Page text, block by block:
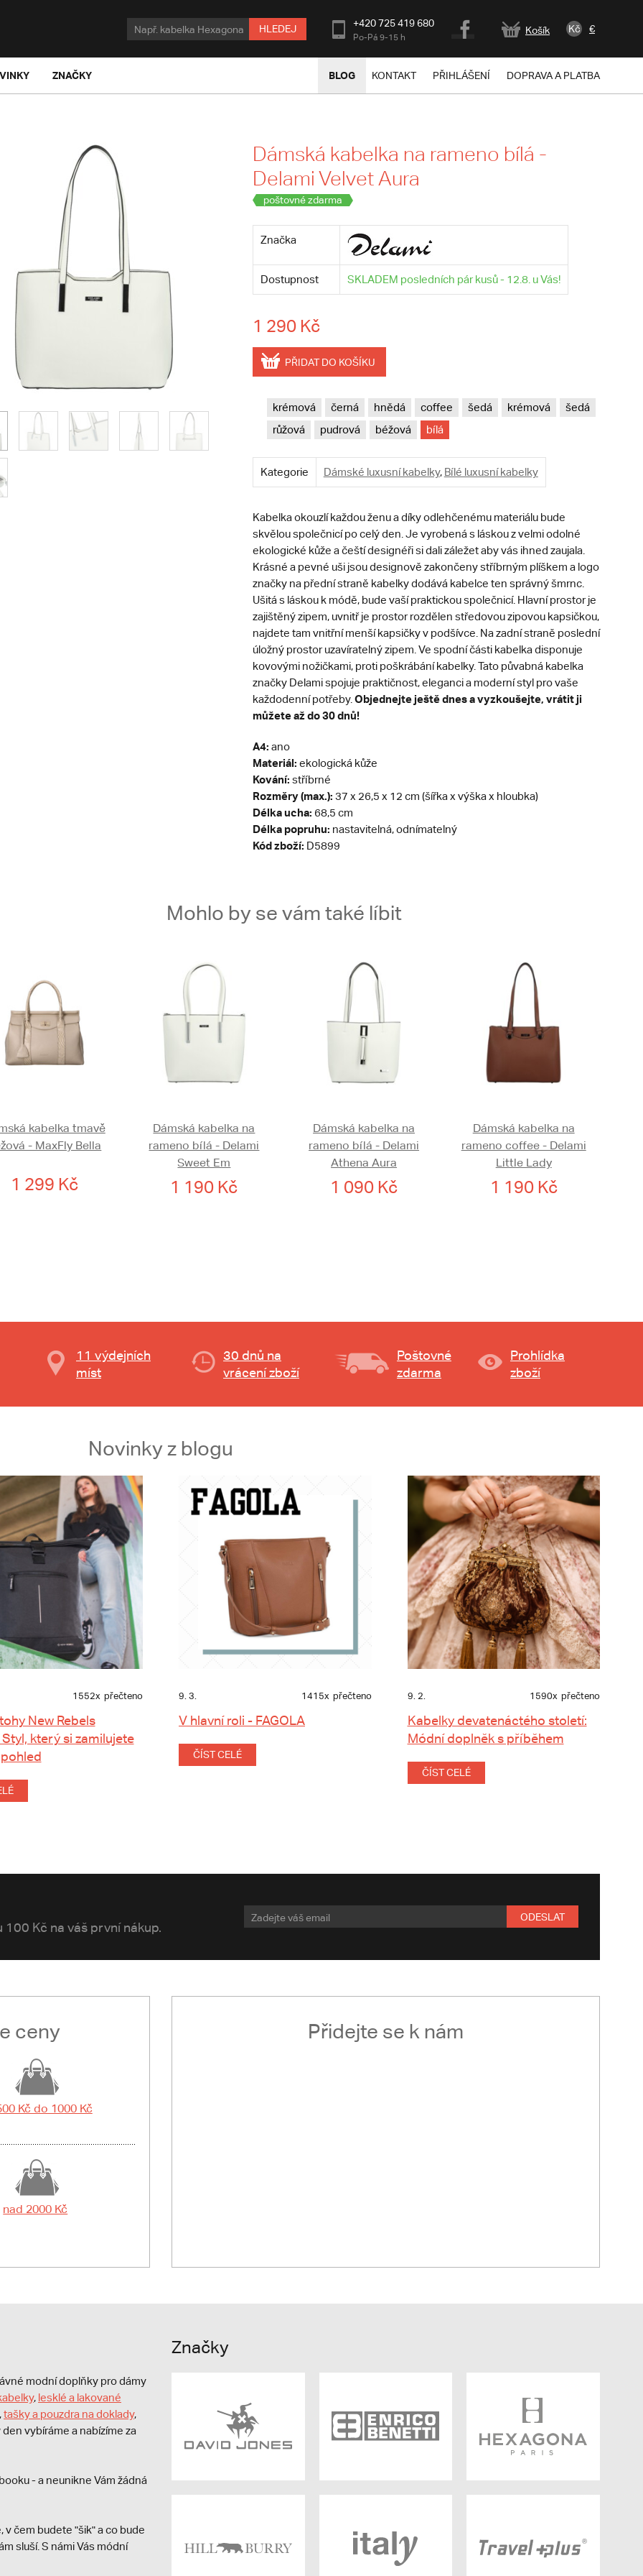
HLEDEJ +420 725 419 680
Po-Pá 9-15 h
Košík Kč €
ZNAČKY BLOG KONTAKT PŘIHLÁŠENÍ DOPRAVA A PLATBA
Dámská kabelka na rameno bílá -
Delami Velvet Aura
poštovné zdarma
Značka
Dostupnost SKLADEM posledních pár kusů - 12.8. u Vás!
1 290 Kč
PŘIDAT DO KOŠÍKU
krémová černá hnědá coffee šedá krémová
šedá
růžová
pudrová béžová bílá
Kategorie Dámské luxusní kabelky, Bílé luxusní kabelky
Kabelka okouzlí každou ženu a díky odlehčenému materiálu bude
skvělou společnicí po celý den. Je vyrobená s láskou z velmi odolné
ekologické kůže a čeští designéři si dali záležet aby vás ihned zaujala.
Krásné a pevné uši jsou designově zakončeny stříbrným plíškem a logo
značky na přední straně kabelky dodává kabelce ten správný šmrnc.
Ušitá s láskou k módě, bude vaší praktickou společnicí. Hlavní prostor je
zajištěný zipem, uvnitř je prostor rozdělen středovou zipovou kapsičkou,
najdete tam vnitřní menší kapsičky v podšívce. Na zadní straně poslední
úložný prostor uzavíratelný zipem. Ve spodní části kabelka disponuje
kovovými nožičkami, proti poškrábání kabelky. Tato půvabná kabelka
značky Delami spojuje praktičnost, eleganci a moderní styl pro vaše
každodenní potřeby. Objednejte ještě dnes a vyzkoušejte, vrátit ji
můžete až do 30 dnů!
A4: ano
Materiál: ekologická kůže
Kování: stříbrné
Rozměry (max.): 37 x 26,5 x 12 cm (šířka x výška x hloubka)
Délka ucha: 68,5 cm
Délka popruhu: nastavitelná, odnímatelný
Kód zboží: D5899
Mohlo by se vám také líbit
kabelka tmavě
- MaxFly Bella
1 299 Kč
Dámská kabelka na
rameno bílá - Delami
Sweet Em
1 190 Kč
Dámská kabelka na
rameno bílá - Delami
Athena Aura
1 090 Kč
Dámská kabelka na
rameno coffee - Delami
Little Lady
1 190 Kč
11 výdejních
míst
30 dnů na
vrácení zboží
Poštovné
zdarma
Prohlídka
zboží
Novinky z blogu
1552x přečteno
New Rebels
který si zamilujete
9. 3. 1415x přečteno
V hlavní roli - FAGOLA
ČÍST CELÉ
9. 2. 1590x přečteno
Kabelky devatenáctého století:
Módní doplněk s příběhem
ČÍST CELÉ
Kč na váš první nákup.
ODESLAT
ceny
Kč do 1000 Kč
nad 2000 Kč
Přidejte se k nám
modní doplňky pro dámy
, lesklé a lakované
,tašky a pouzdra na doklady,
vybíráme a nabízíme za
- a neunikne Vám žádná
v čem budete "šik" a co bude
sluší. S námi Vás módní
Značky